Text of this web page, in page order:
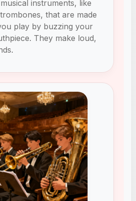
instruments, like
that are made
play by buzzing your
They make loud,